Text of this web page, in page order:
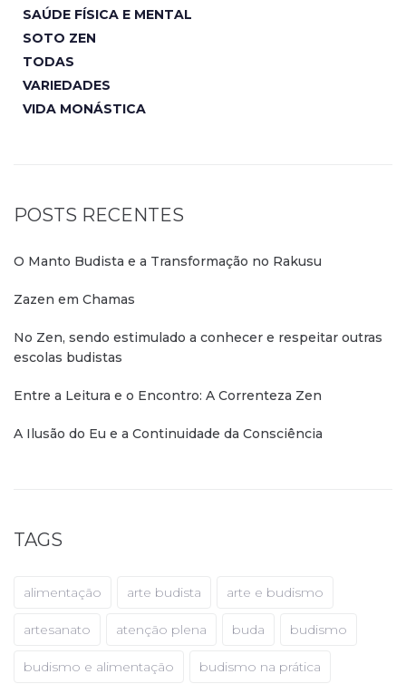
SAÚDE FÍSICA E MENTAL
SOTO ZEN
TODAS
VARIEDADES
VIDA MONÁSTICA
POSTS RECENTES
O Manto Budista e a Transformação no Rakusu
Zazen em Chamas
No Zen, sendo estimulado a conhecer e respeitar outras
escolas budistas
Entre a Leitura e o Encontro: A Correnteza Zen
A Ilusão do Eu e a Continuidade da Consciência
TAGS
alimentação arte budista arte e budismo
artesanato atenção plena buda budismo
budismo e alimentação budismo na prática